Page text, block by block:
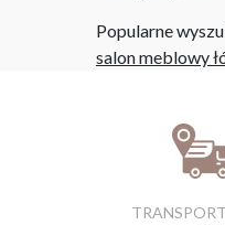
Popularne
salon meblowy